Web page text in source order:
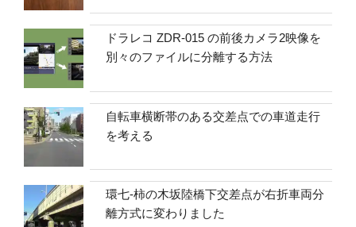
ドラレコ ZDR-015 の前後カメラ2映像を
別々のファイルに分離する方法
自転車横断帯のある交差点での車道走行
を考える
環七-柿の木坂陸橋下交差点が右折車両分
離方式に変わりました